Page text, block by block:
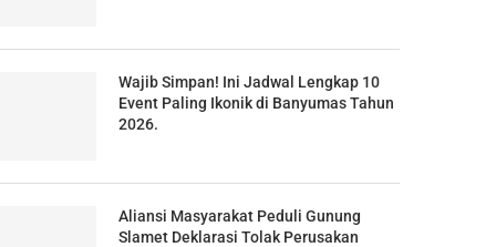
Wajib Simpan! Ini Jadwal Lengkap 10
Event Paling Ikonik di Banyumas Tahun
2026.
Aliansi Masyarakat Peduli Gunung
Slamet Deklarasi Tolak Perusakan